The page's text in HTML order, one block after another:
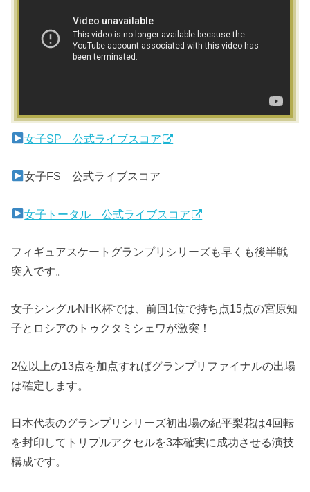
女子SP 公式ライブスコア
女子FS 公式ライブスコア
女子トータル 公式ライブスコア
フィギュアスケートグランプリシリーズも早くも後半戦
突入です。
女子シングルNHK杯では、前回1位で持ち点15点の宮原知
子とロシアのトゥクタミシェワが激突！
2位以上の13点を加点すればグランプリファイナルの出場
は確定します。
日本代表のグランプリシリーズ初出場の紀平梨花は4回転
を封印してトリプルアクセルを3本確実に成功させる演技
構成です。